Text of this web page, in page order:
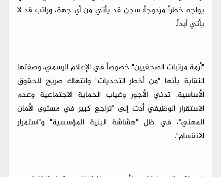
يواجه خطراً مزدوجاً: سجن قد يأتي من أي جهة، وراتب قد لا
يأتي أبداً.
"أزمة مرتبات الصحفيين" خصوصاً في الإعلام الرسمي، وصفتها
النقابة بأنها "من أخطر التحديات" وانتهاك صريح للحقوق
الأساسية. تدني الأجور وغياب الحماية الاجتماعية وعدم
الاستقرار الوظيفي أدت إلى "تراجع كبير في مستوى الأمان
المهني"، في ظل "هشاشة البنية المؤسسية" و"استمرار
الانقسام".